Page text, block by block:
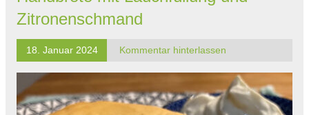
Zitronenschmand
18. Januar 2024 Kommentar hinterlassen